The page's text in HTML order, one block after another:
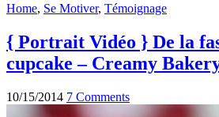
Home, Se Motiver, Témoignage
{ Portrait Vidéo } De la
cupcake – Creamy
10/15/2014 7 Comments